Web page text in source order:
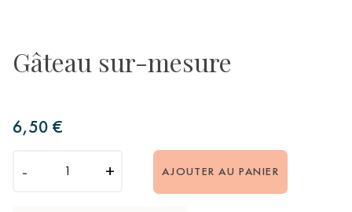
Gâteau sur-mesure
6,50 €
- + AJOUTER AU PANIER